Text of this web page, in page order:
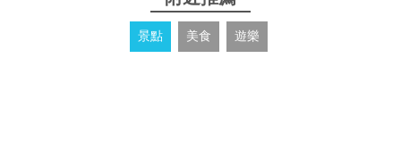
景點 美食 遊樂